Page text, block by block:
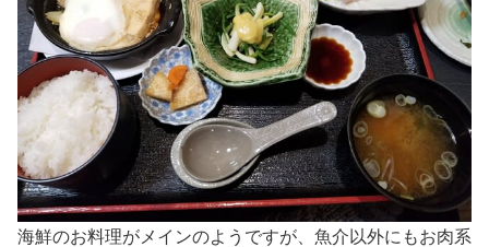
海鮮のお料理がメインのようですが、魚介以外にもお肉系